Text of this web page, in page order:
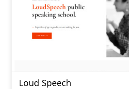
Loud Speech